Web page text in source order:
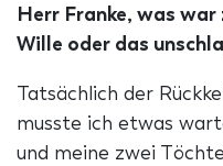
Herr Franke, was war
Wille oder das
Tatsächlich der
musste ich etwas
und meine zwei